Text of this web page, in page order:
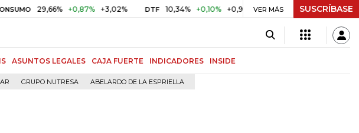
29,66% +0,87% +3,02% DTF 10,34% +0,10% +0,98% UVR $ 416,96 +$ 0,05 +0,01%
VER MÁS SUSCRÍBASE
ASUNTOS LEGALES CAJA FUERTE INDICADORES INSIDE
GRUPO NUTRESA ABELARDO DE LA ESPRIELLA